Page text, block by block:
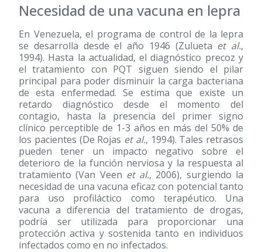
Necesidad de una vacuna en lepra
En Venezuela, el programa de control de la lepra
se desarrolla desde el año 1946 (Zulueta et al.,
1994). Hasta la actualidad, el diagnóstico precoz y
el tratamiento con PQT siguen siendo el pilar
principal para poder disminuir la carga bacteriana
de esta enfermedad. Se estima que existe un
retardo diagnóstico desde el momento del
contagio, hasta la presencia del primer signo
clínico perceptible de 1-3 años en más del 50% de
los pacientes (De Rojas et al., 1994). Tales retrasos
pueden tener un impacto negativo sobre el
deterioro de la función nerviosa y la respuesta al
tratamiento (Van Veen et al., 2006), surgiendo la
necesidad de una vacuna eficaz con potencial tanto
para uso profiláctico como terapéutico. Una
vacuna a diferencia del tratamiento de drogas,
podría ser utilizada para proporcionar una
protección activa y sostenida tanto en individuos
infectados como en no infectados.